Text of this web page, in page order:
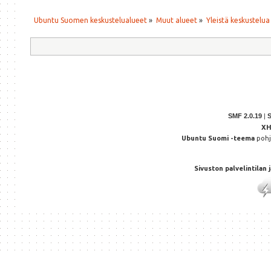
Ubuntu Suomen keskustelualueet » Muut alueet» Yleistä keskustelua
SMF 2.0.19 |
Ubuntu Suomi -teema
Sivuston palvelintilan